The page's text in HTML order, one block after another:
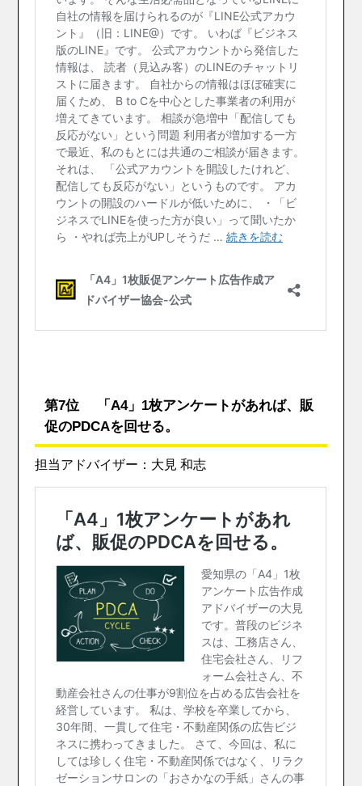
第7位 「A4」1枚アンケートがあれば、販
促のPDCAを回せる。
担当アドバイザー：大見 和志